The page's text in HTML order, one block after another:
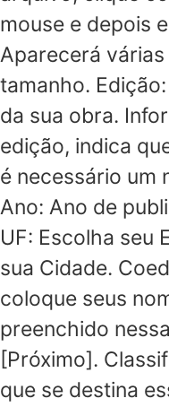
mouse e depois
Aparecerá
tamanho.
da sua obra.
edição, indica
é necessário um
Ano: Ano de
UF: Escolha seu
sua Cidade.
coloque seus
preenchido
[Próximo].
que se destina